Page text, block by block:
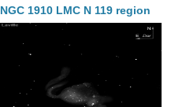
NGC 1910 LMC N 119 region